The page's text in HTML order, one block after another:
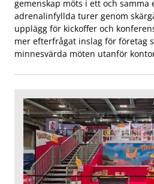
gemenskap möts i ett och samma
adrenalinfyllda turer genom
upplägg för kickoffer och
mer efterfrågat inslag för företag
minnesvärda möten utanför